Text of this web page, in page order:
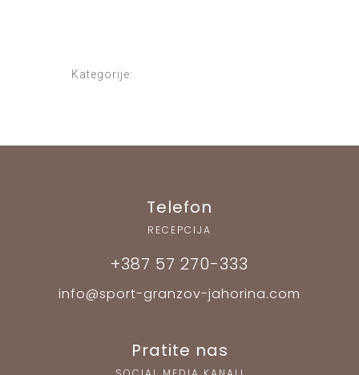
Kategorije:
Telefon
RECEPCIJA
+387 57 270-333
info@sport-granzov-jahorina.com
Pratite nas